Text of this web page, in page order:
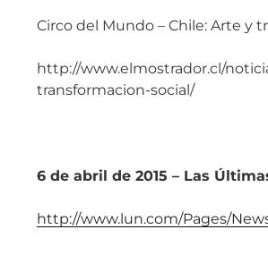
Circo del Mundo – Chile: Arte y
http://www.elmostrador.cl/
transformacion-social/
6 de abril de 2015 – Las
http://www.lun.com/Pages/